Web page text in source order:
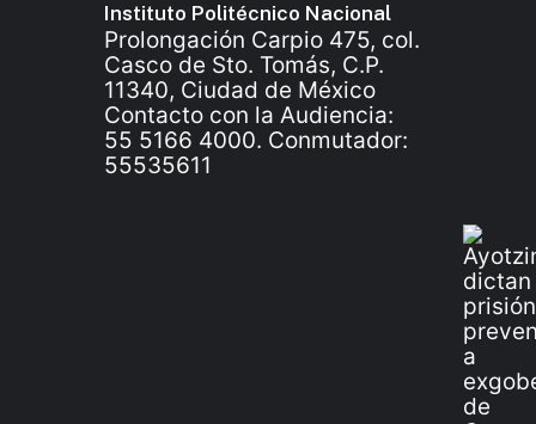
Instituto Politécnico Nacional
Prolongación Carpio 475, col.
Casco de Sto. Tomás, C.P.
11340, Ciudad de México
Contacto con la Audiencia:
55 5166 4000. Conmutador:
55535611